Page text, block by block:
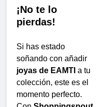
¡No te lo
pierdas!
Si has estado
soñando con añadir
joyas de EAMTI a tu
colección, este es el
momento perfecto.